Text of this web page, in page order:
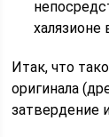
халязионе
Итак, что
оригинала
затвердение